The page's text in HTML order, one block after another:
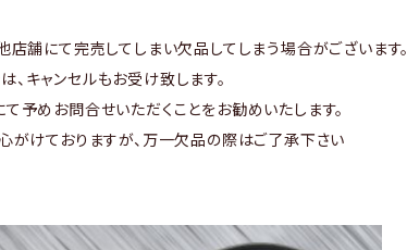
舗にて完売してしまい欠品してしまう場合がございます。
キャンセルもお受け致します。
予めお問合せいただくことをお勧めいたします。
がけておりますが、万一欠品の際はご了承下さい